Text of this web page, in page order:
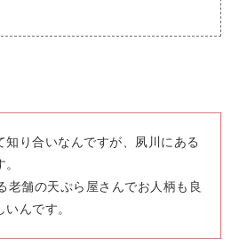
知り合いなんですが、夙川にある
老舗の天ぷら屋さんでお人柄も良
んです。